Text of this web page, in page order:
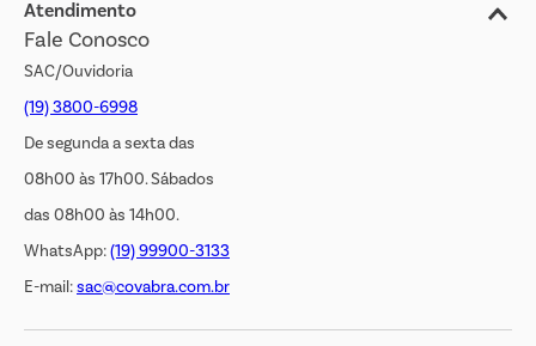
Transparência Salarial
Atendimento
Fale Conosco
SAC/Ouvidoria
(19) 3800-6998
De segunda a sexta das
08h00 às 17h00. Sábados
das 08h00 às 14h00.
WhatsApp:(19) 99900-3133
E-mail:sac@covabra.com.br